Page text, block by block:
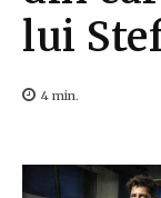
lui
4 min.